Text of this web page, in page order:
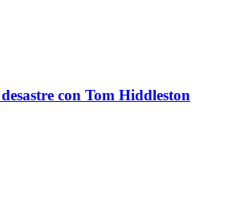
con Tom Hiddleston